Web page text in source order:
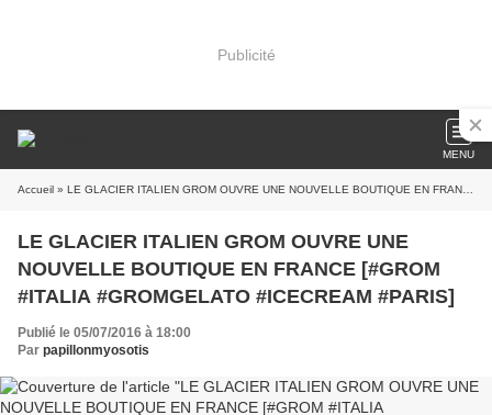
Publicité
MENU
Accueil » LE GLACIER ITALIEN GROM OUVRE UNE NOUVELLE BOUTIQUE EN FRANCE [#GROM #ITALIA #GROMGELATO #ICECREAM #PARIS]
LE GLACIER ITALIEN GROM OUVRE UNE
NOUVELLE BOUTIQUE EN FRANCE [#GROM
#ITALIA #GROMGELATO #ICECREAM #PARIS]
Publié le 05/07/2016 à 18:00
Par papillonmyosotis